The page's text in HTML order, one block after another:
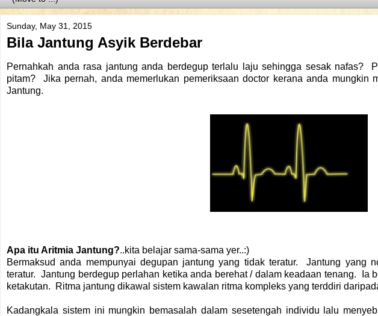
Sunday, May 31, 2015
Bila Jantung Asyik Berdebar
Pernahkah anda rasa jantung anda berdegup terlalu laju sehingga sesak nafas?
pitam? Jika pernah, anda memerlukan pemeriksaan doctor kerana anda mungkin
Jantung.
Apa itu Aritmia Jantung?..kita belajar sama-sama yer..:)
Bermaksud anda mempunyai degupan jantung yang tidak teratur. Jantung yang
teratur. Jantung berdegup perlahan ketika anda berehat / dalam keadaan tenang. Ia
ketakutan. Ritma jantung dikawal sistem kawalan ritma kompleks yang terddiri
Kadangkala sistem ini mungkin bemasalah dalam sesetengah individu lalu